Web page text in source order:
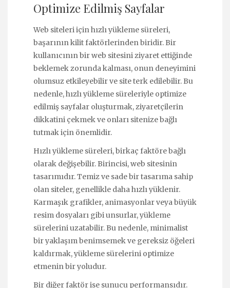
Optimize Edilmiş Sayfalar
Web siteleri için hızlı yükleme süreleri,
başarının kilit faktörlerinden biridir. Bir
kullanıcının bir web sitesini ziyaret ettiğinde
beklemek zorunda kalması, onun deneyimini
olumsuz etkileyebilir ve site terk edilebilir. Bu
nedenle, hızlı yükleme süreleriyle optimize
edilmiş sayfalar oluşturmak, ziyaretçilerin
dikkatini çekmek ve onları sitenize bağlı
tutmak için önemlidir.
Hızlı yükleme süreleri, birkaç faktöre bağlı
olarak değişebilir. Birincisi, web sitesinin
tasarımıdır. Temiz ve sade bir tasarıma sahip
olan siteler, genellikle daha hızlı yüklenir.
Karmaşık grafikler, animasyonlar veya büyük
resim dosyaları gibi unsurlar, yükleme
sürelerini uzatabilir. Bu nedenle, minimalist
bir yaklaşım benimsemek ve gereksiz öğeleri
kaldırmak, yükleme sürelerini optimize
etmenin bir yoludur.
Bir diğer faktör ise sunucu performansıdır.